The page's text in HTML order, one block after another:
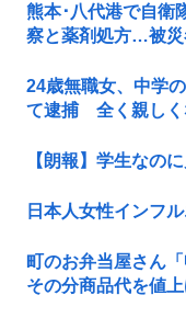
熊本･八代港で自衛
察と薬剤処方…被災
24歳無職女、中学
て逮捕 全く親しく
【朗報】学生なの
日本人女性インフ
町のお弁当屋さん
その分商品代を値